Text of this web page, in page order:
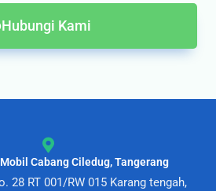
Hubungi Kami
Cabang Ciledug, Tangerang
28 RT 001/RW 015 Karang tengah,